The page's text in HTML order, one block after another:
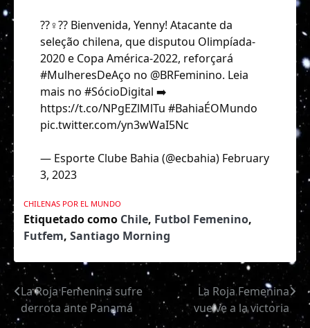
??‍♀️?? Bienvenida, Yenny! Atacante da
seleção chilena, que disputou Olimpíada-
2020 e Copa América-2022, reforçará
#MulheresDeAço no @BRFeminino. Leia
mais no #SócioDigital ➡️
https://t.co/NPgEZlMlTu #BahiaÉOMundo
pic.twitter.com/yn3wWaI5Nc
— Esporte Clube Bahia (@ecbahia) February
3, 2023
CHILENAS POR EL MUNDO
Etiquetado como Chile, Futbol Femenino,
Futfem, Santiago Morning
Navegación
de
La Roja Femenina sufre
derrota ante Panamá
La Roja Femenina
vuelve a la victoria